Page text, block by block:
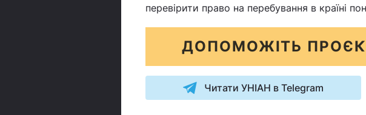
перевірити право на перебування в країні
ДОПОМОЖІТЬ
Читати УНІАН в Telegram